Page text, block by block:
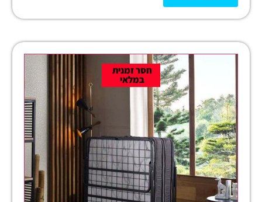
חסר זמנית
במלאי